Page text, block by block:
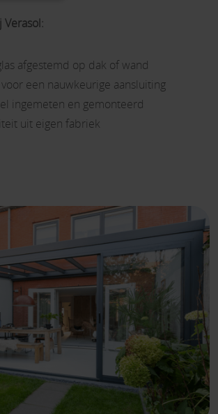
Verasol:
afgestemd op dak of wand
een nauwkeurige aansluiting
ingemeten en gemonteerd
uit eigen fabriek